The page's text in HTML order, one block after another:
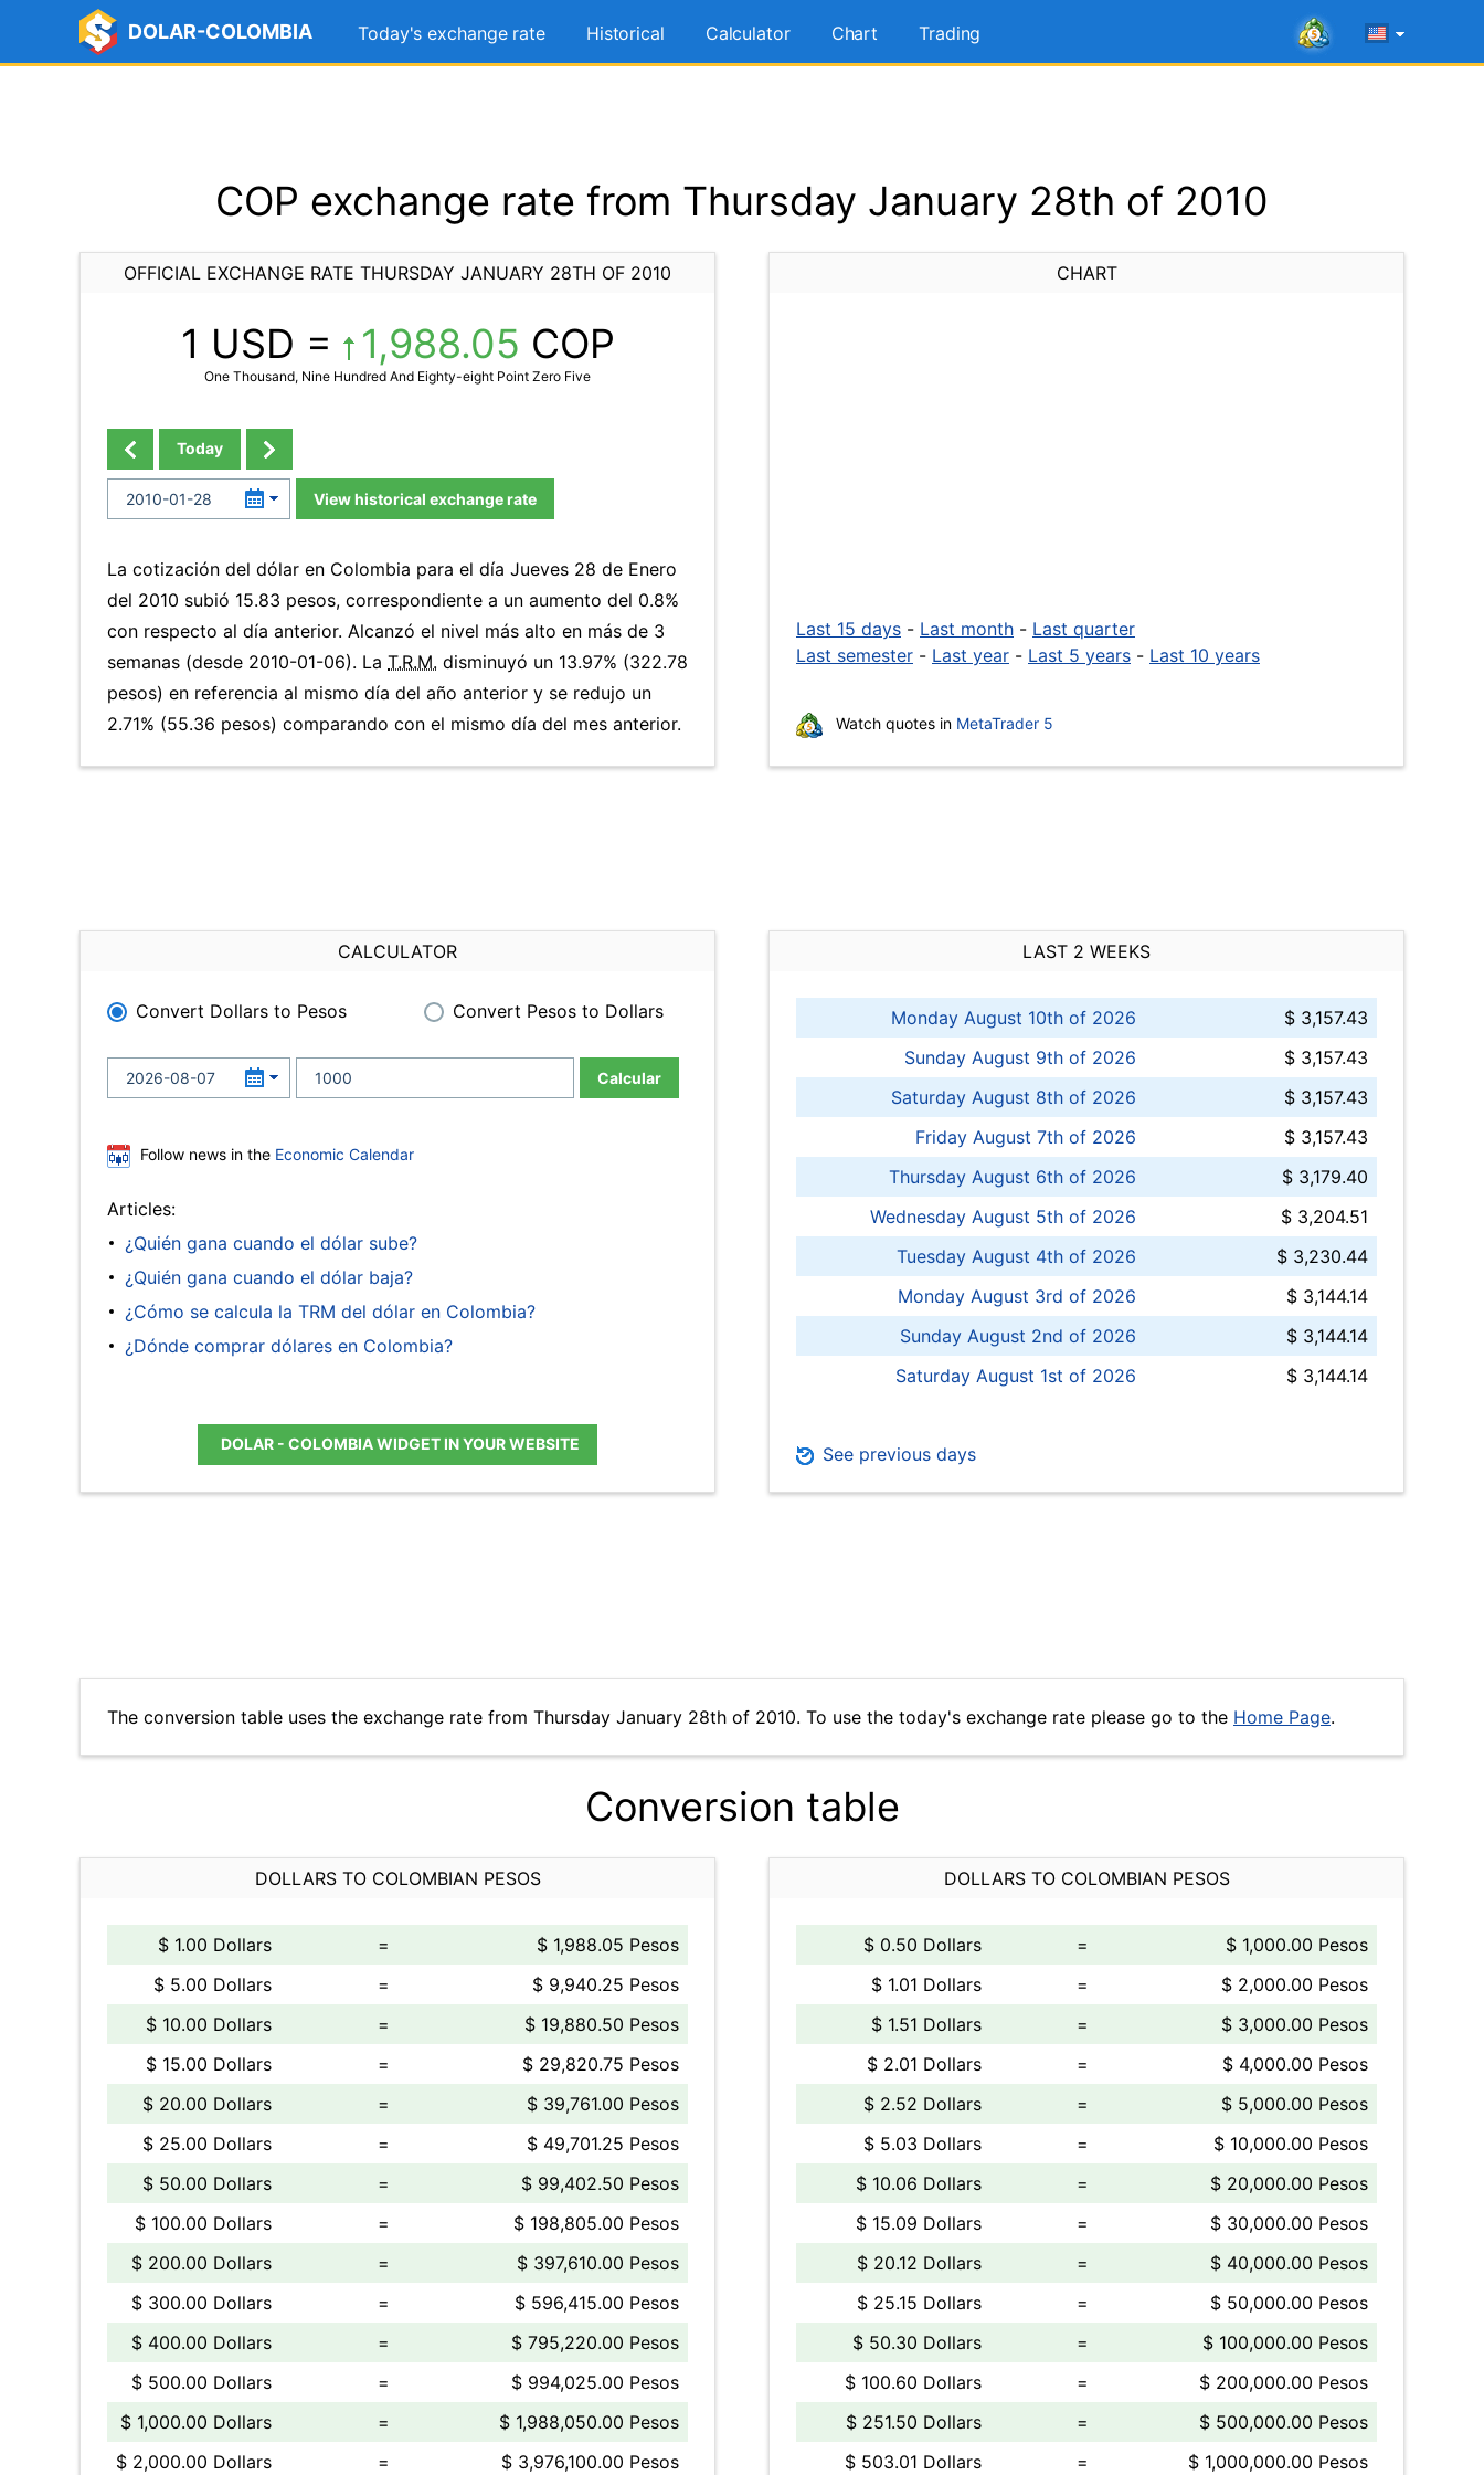
DOLAR-COLOMBIA Today's exchange rate Historical Calculator Chart Trading
COP exchange rate from Thursday January 28th of 2010
OFFICIAL EXCHANGE RATE THURSDAY JANUARY 28TH OF 2010
1 USD = 1,988.05 COP
One Thousand, Nine Hundred And Eighty-eight Point Zero Five
Today
View historical exchange rate
La cotización del dólar en Colombia para el día Jueves 28 de Enero
del 2010 subió 15.83 pesos, correspondiente a un aumento del 0.8%
con respecto al día anterior. Alcanzó el nivel más alto en más de 3
semanas (desde 2010-01-06). La T.R.M. disminuyó un 13.97% (322.78
pesos) en referencia al mismo día del año anterior y se redujo un
2.71% (55.36 pesos) comparando con el mismo día del mes anterior.
CHART
Last 15 days - Last month - Last quarter
Last semester - Last year - Last 5 years - Last 10 years
Watch quotes in MetaTrader 5
CALCULATOR
Convert Dollars to Pesos Convert Pesos to Dollars
Calcular
Follow news in the Economic Calendar
Articles:
¿Quién gana cuando el dólar sube?
¿Quién gana cuando el dólar baja?
¿Cómo se calcula la TRM del dólar en Colombia?
¿Dónde comprar dólares en Colombia?
DOLAR - COLOMBIA WIDGET IN YOUR WEBSITE
LAST 2 WEEKS
Monday August 10th of 2026
$ 3,157.43
Sunday August 9th of 2026
$ 3,157.43
Saturday August 8th of 2026
$ 3,157.43
Friday August 7th of 2026
$ 3,157.43
Thursday August 6th of 2026
$ 3,179.40
Wednesday August 5th of 2026
$ 3,204.51
Tuesday August 4th of 2026
$ 3,230.44
Monday August 3rd of 2026
$ 3,144.14
Sunday August 2nd of 2026
$ 3,144.14
Saturday August 1st of 2026
$ 3,144.14
See previous days
The conversion table uses the exchange rate from Thursday January 28th of 2010. To use the today's exchange rate please go to the Home Page.
Conversion table
DOLLARS TO COLOMBIAN PESOS
$ 1.00 Dollars =
$ 1,988.05 Pesos
$ 5.00 Dollars
=
$ 9,940.25 Pesos
$ 10.00 Dollars
=
$ 19,880.50 Pesos
$ 15.00 Dollars
=
$ 29,820.75 Pesos
$ 20.00 Dollars
=
$ 39,761.00 Pesos
$ 25.00 Dollars
=
$ 49,701.25 Pesos
$ 50.00 Dollars
=
$ 99,402.50 Pesos
$ 100.00 Dollars
=
$ 198,805.00 Pesos
$ 200.00 Dollars
=
$ 397,610.00 Pesos
$ 300.00 Dollars
=
$ 596,415.00 Pesos
$ 400.00 Dollars
=
$ 795,220.00 Pesos
$ 500.00 Dollars
=
$ 994,025.00 Pesos
$ 1,000.00 Dollars
=
$ 1,988,050.00 Pesos
$ 2,000.00 Dollars
= $ 3,976,100.00 Pesos
DOLLARS TO COLOMBIAN PESOS
$ 0.50 Dollars =
$ 1,000.00 Pesos
$ 1.01 Dollars
=
$ 2,000.00 Pesos
$ 1.51 Dollars
=
$ 3,000.00 Pesos
$ 2.01 Dollars
=
$ 4,000.00 Pesos
$ 2.52 Dollars
=
$ 5,000.00 Pesos
$ 5.03 Dollars
=
$ 10,000.00 Pesos
$ 10.06 Dollars
=
$ 20,000.00 Pesos
$ 15.09 Dollars
=
$ 30,000.00 Pesos
$ 20.12 Dollars
=
$ 40,000.00 Pesos
$ 25.15 Dollars
=
$ 50,000.00 Pesos
$ 50.30 Dollars
=
$ 100,000.00 Pesos
$ 100.60 Dollars
=
$ 200,000.00 Pesos
$ 251.50 Dollars
=
$ 500,000.00 Pesos
$ 503.01 Dollars
= $ 1,000,000.00 Pesos